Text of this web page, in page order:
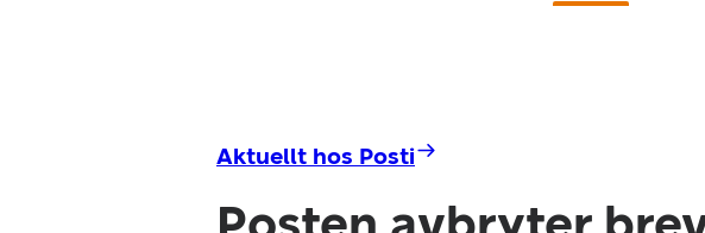
Aktuellt hos Posti